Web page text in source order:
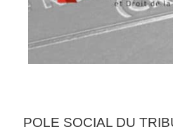
POLE SOCIAL DU